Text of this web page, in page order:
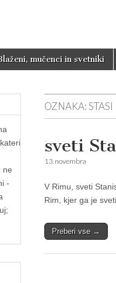
mučenci in svetniki
OZNAKA:STASI
sveti
13. novembra
V Rimu, sveti
Rim, kjer ga je
Preberi vse →
ne
-